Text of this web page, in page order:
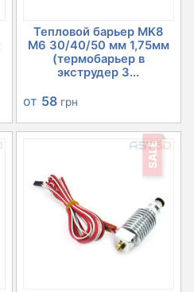
Тепловой барьер MK8
М6 30/40/50 мм 1,75мм
(термобарьер в
экструдер 3...
от 58 грн
SALE